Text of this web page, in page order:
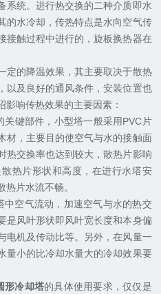
系统。进行热交换的二种介质即水
的水冷却，传热特点是水向空气传
接触过程中进行的，旋板换热器在
的降温效果，其主要取决于散热
以及良好的通风条件，安装位置也
响传热效果的主要因素：
键部件，小型塔一般采用PVC片
材，主要目的使空气与水的接触面
热交换率也达到较大，散热片影响
热片形状和高度，在进行水塔安
片水流不畅。
空气流动，加速空气与水的热交
是风叶形状即风叶宽长度和本身偏
电机及传动比等。另外，在风量一
量小的比冷却水量大的冷却效果要
形冷却塔的具体使用要求，仅仅是